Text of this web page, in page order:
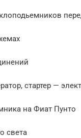
стартер —
на Фиат Пунто
света